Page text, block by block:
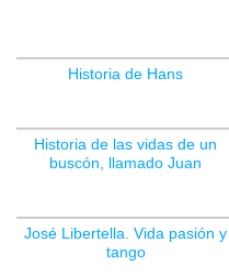
Historia de Hans
Historia de las vidas de un
buscón, llamado Juan
José Libertella. Vida pasión y
tango